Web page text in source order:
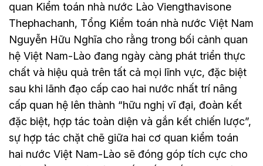
quan Kiểm toán nhà nước Lào Viengthavisone
Thephachanh, Tổng Kiểm toán nhà nước Việt Nam
Nguyễn Hữu Nghĩa cho rằng trong bối cảnh quan
hệ Việt Nam-Lào đang ngày càng phát triển thực
chất và hiệu quả trên tất cả mọi lĩnh vực, đặc biệt
sau khi lãnh đạo cấp cao hai nước nhất trí nâng
cấp quan hệ lên thành “hữu nghị vĩ đại, đoàn kết
đặc biệt, hợp tác toàn diện và gắn kết chiến lược”,
sự hợp tác chặt chẽ giữa hai cơ quan kiểm toán
hai nước Việt Nam-Lào sẽ đóng góp tích cực cho